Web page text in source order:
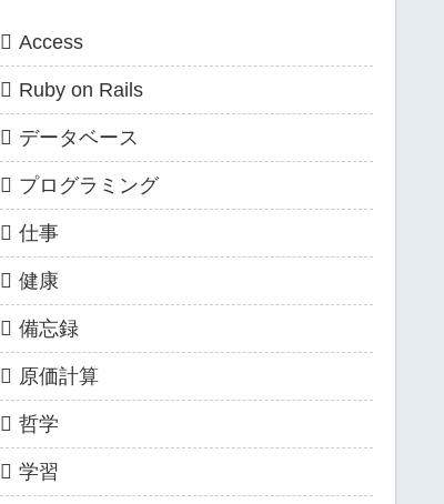
Access
Ruby on Rails
データベース
プログラミング
仕事
健康
備忘録
原価計算
哲学
学習